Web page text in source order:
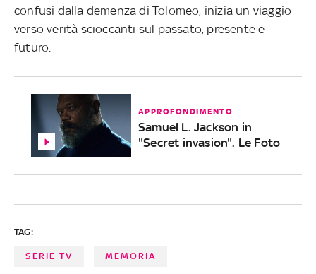
confusi dalla demenza di Tolomeo, inizia un viaggio
verso verità scioccanti sul passato, presente e
futuro.
APPROFONDIMENTO
Samuel L. Jackson in
"Secret invasion". Le Foto
TAG:
SERIE TV MEMORIA